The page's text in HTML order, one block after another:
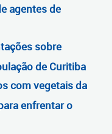
agentes de
sobre
de Curitiba
com vegetais da
enfrentar o